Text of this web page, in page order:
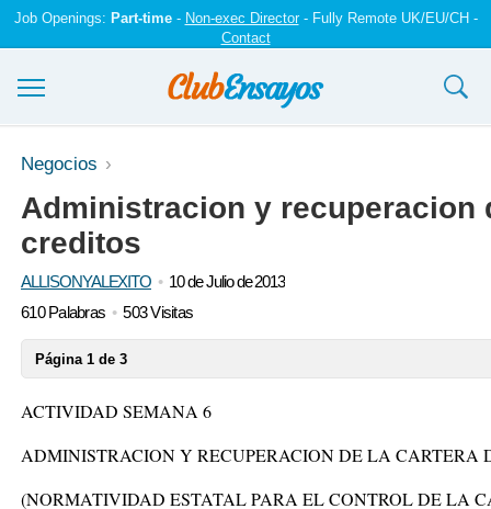
Job Openings: Part-time- Non-exec Director- Fully Remote UK/EU/CH -
Contact
Ensayos y trabajos
Registrarse
Iniciar sesión
Negocios
Administracion y recuperacion
creditos
ALLISONYALEXITO
10 de Julio de 2013
610 Palabras
503 Visitas
Página 1 de 3
ACTIVIDAD SEMANA 6
ADMINISTRACION Y RECUPERACION DE LA CARTERA
(NORMATIVIDAD ESTATAL PARA EL CONTROL DE LA